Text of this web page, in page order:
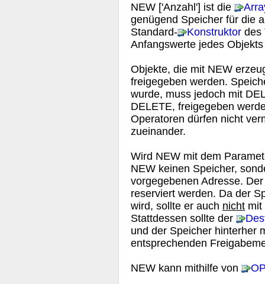
NEW ['Anzahl'] ist die
genügend Speicher für die
Standard-
Konstruktor des
Anfangswerte jedes
Objekte, die mit NEW
freigegeben werden.
wurde, muss jedoch mit
DELETE, freigegeben
Operatoren dürfen nicht
zueinander.
Wird NEW mit dem
NEW keinen Speicher,
vorgegebenen Adresse.
reserviert werden. Da der
wird, sollte er auch nicht mit
Stattdessen sollte der
und der Speicher hinterher
entsprechenden
NEW kann mithilfe von